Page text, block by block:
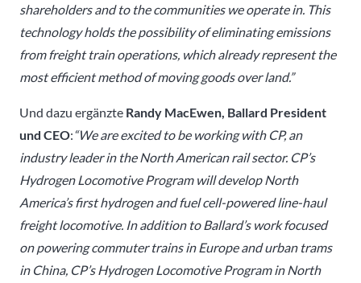
shareholders and to the communities we operate in. This
technology holds the possibility of eliminating emissions
from freight train operations, which already represent the
most efficient method of moving goods over land.”
Und dazu ergänzte Randy MacEwen, Ballard President
und CEO:“We are excited to be working with CP, an
industry leader in the North American rail sector. CP’s
Hydrogen Locomotive Program will develop North
America’s first hydrogen and fuel cell-powered line-haul
freight locomotive. In addition to Ballard’s work focused
on powering commuter trains in Europe and urban trams
in China, CP’s Hydrogen Locomotive Program in North